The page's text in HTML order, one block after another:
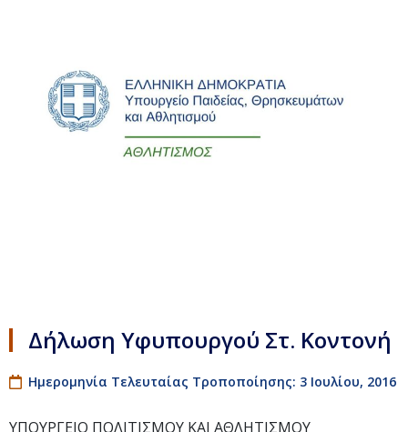
Δήλωση Υφυπουργού Στ. Κοντονή
Ημερομηνία Τελευταίας Τροποποίησης: 3 Ιουλίου, 2016
ΥΠΟΥΡΓΕΙΟ ΠΟΛΙΤΙΣΜΟΥ ΚΑΙ ΑΘΛΗΤΙΣΜΟΥ